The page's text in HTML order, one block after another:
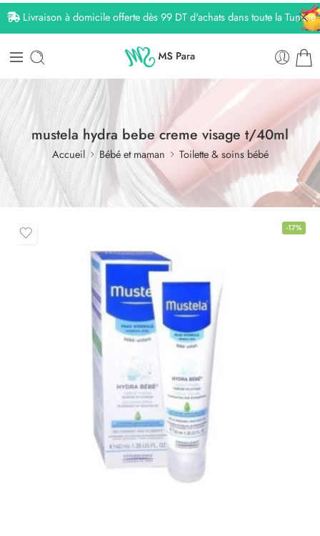
Livraison à domicile offerte dès 99 DT d'achats dans toute la Tunisie
mustela hydra bebe creme visage t/40ml
Accueil Bébé et maman Toilette & soins bébé
-17%